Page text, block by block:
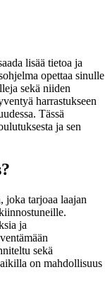
lisää tietoa ja
opettaa sinulle
sekä niiden
harrastukseen
Tässä
ja sen
joka tarjoaa laajan
ja
sekä
on mahdollisuus